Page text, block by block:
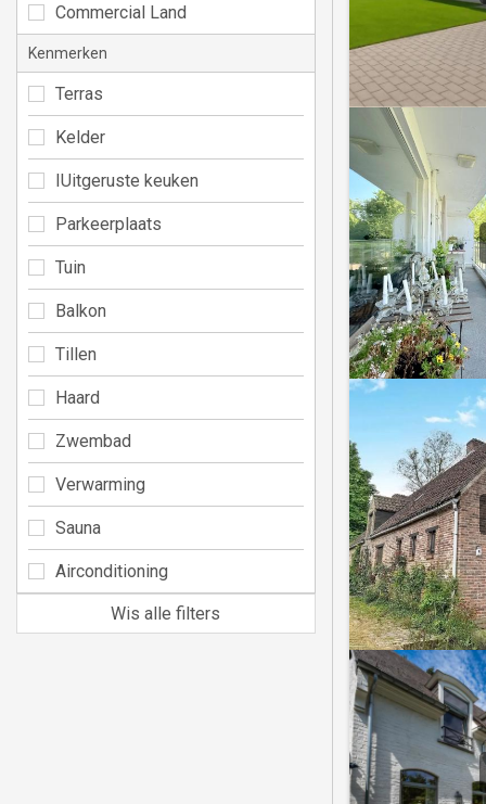
Commercial Land
Kenmerken
Terras
Kelder
IUitgeruste keuken
Parkeerplaats
Tuin
Balkon
Tillen
Haard
Zwembad
Verwarming
Sauna
Airconditioning
Wis alle filters